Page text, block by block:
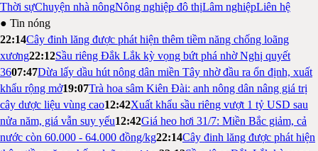
Thời sựChuyện nhà nôngNông nghiệp đô thịLâm nghiệpLiên hệ
● Tin nóng
22:14Cây đinh lăng được phát hiện thêm tiềm năng chống loãng
xương22:12Sầu riêng Đắk Lắk kỳ vọng bứt phá nhờ Nghị quyết
3607:47Dừa lấy dầu hút nông dân miền Tây nhờ đầu ra ổn định, xuất
khẩu rộng mở19:07Trà hoa sâm Kiên Đài: anh nông dân nâng giá trị
cây dược liệu vùng cao12:42Xuất khẩu sầu riêng vượt 1 tỷ USD sau
nửa năm, giá vẫn suy yếu12:42Giá heo hơi 31/7: Miền Bắc giảm, cả
nước còn 60.000 - 64.000 đồng/kg22:14Cây đinh lăng được phát hiện